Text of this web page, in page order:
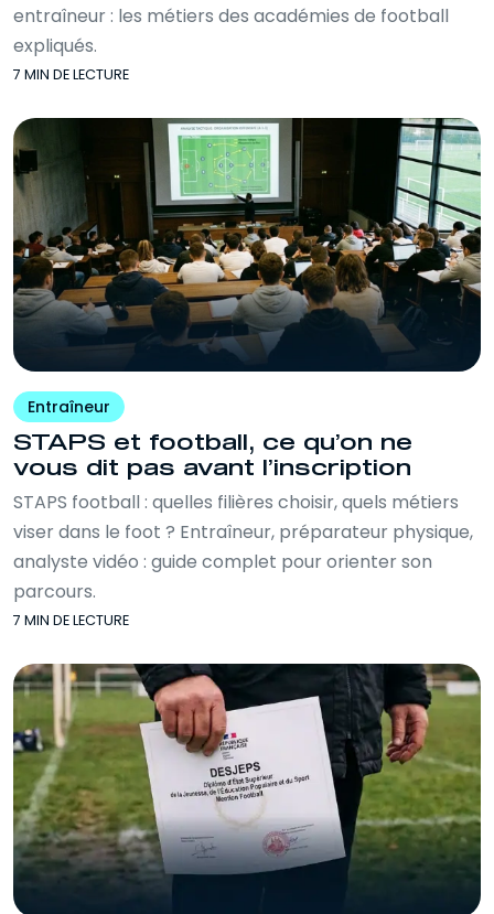
entraîneur : les métiers des académies de football
expliqués.
7 MIN DE LECTURE
Entraîneur
STAPS et football, ce qu’on ne
vous dit pas avant l’inscription
STAPS football : quelles filières choisir, quels métiers
viser dans le foot ? Entraîneur, préparateur physique,
analyste vidéo : guide complet pour orienter son
parcours.
7 MIN DE LECTURE